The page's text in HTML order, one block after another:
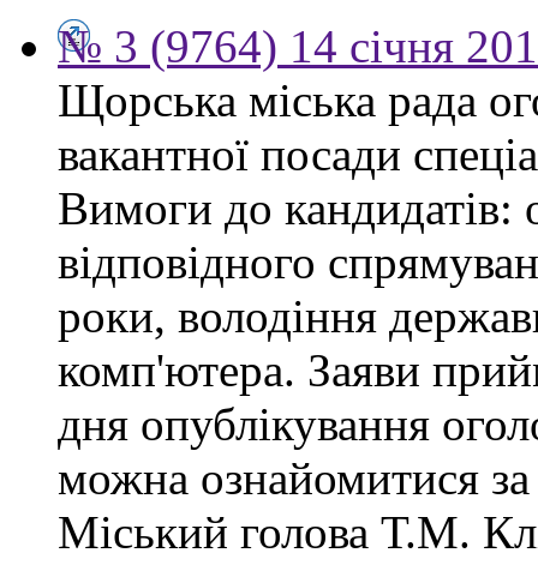
№ 3 (9764) 14 січня
Щорська міська рада
вакантної посади
Вимоги до кандидатів:
відповідного
роки, володіння
комп'ютера. Заяви
дня опублікування
можна ознайомитися
Міський голова Т.М.